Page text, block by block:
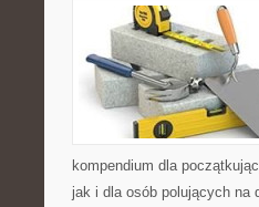
kompendium dla
jak i dla osób polujących